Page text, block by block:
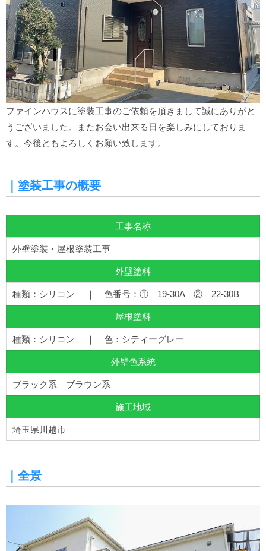
ファインハウスに塗装工事のご依頼を頂きまして誠にありがと
うございました。またお会い出来る日を楽しみにしておりま
す。今後ともよろしくお願い致します。
｜塗装工事の概要
工事名称
外壁塗装・屋根塗装工事
外壁塗料
種類：シリコン ｜ 色番号：① 19-30A ② 22-30B
屋根塗料
種類：シリコン ｜ 色：シティーグレー
外壁色系統
ブラック系 ブラウン系
施工地域
埼玉県川越市
｜全景